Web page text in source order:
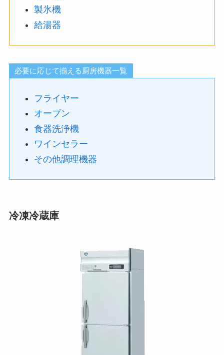
製氷機
給湯器
必要に応じて揃える厨房機器一覧
フライヤー
オーブン
食器洗浄機
ワインセラー
その他調理機器
冷凍冷蔵庫